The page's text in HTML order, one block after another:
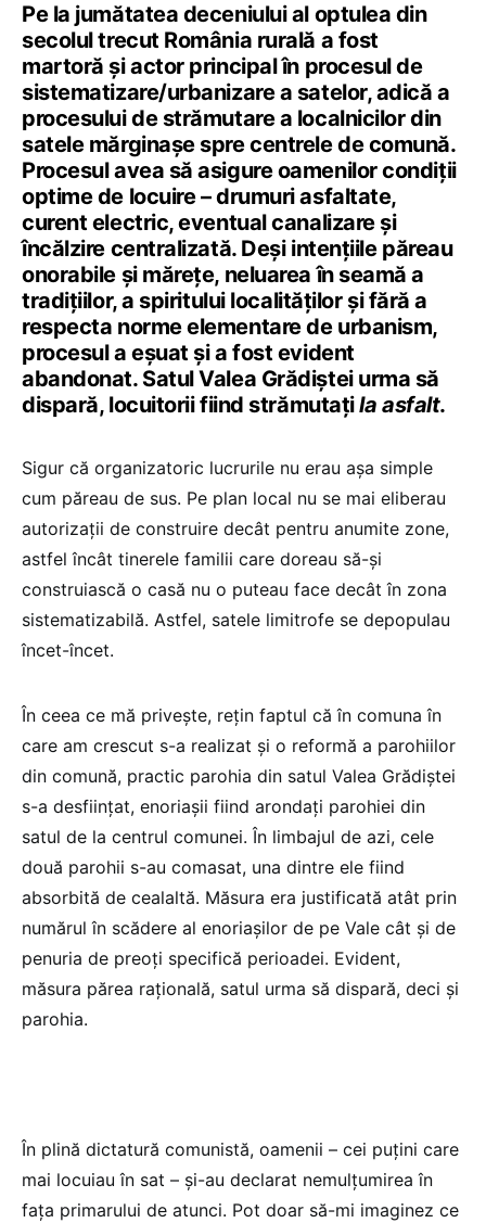
Pe la jumătatea deceniului al optulea din
secolul trecut România rurală a fost
martoră și actor principal în procesul de
sistematizare/urbanizare a satelor, adică a
procesului de strămutare a localnicilor din
satele mărginașe spre centrele de comună.
Procesul avea să asigure oamenilor condiții
optime de locuire – drumuri asfaltate,
curent electric, eventual canalizare și
încălzire centralizată. Deși intențiile păreau
onorabile și mărețe, neluarea în seamă a
tradițiilor, a spiritului localităților și fără a
respecta norme elementare de urbanism,
procesul a eșuat și a fost evident
abandonat. Satul Valea Grădiștei urma să
dispară, locuitorii fiind strămutațila asfalt.
Sigur că organizatoric lucrurile nu erau așa simple
cum păreau de sus. Pe plan local nu se mai eliberau
autorizații de construire decât pentru anumite zone,
astfel încât tinerele familii care doreau să-și
construiască o casă nu o puteau face decât în zona
sistematizabilă. Astfel, satele limitrofe se depopulau
încet-încet.
În ceea ce mă privește, rețin faptul că în comuna în
care am crescut s-a realizat și o reformă a parohiilor
din comună, practic parohia din satul Valea Grădiștei
s-a desființat, enoriașii fiind arondați parohiei din
satul de la centrul comunei. În limbajul de azi, cele
două parohii s-au comasat, una dintre ele fiind
absorbită de cealaltă. Măsura era justificată atât prin
numărul în scădere al enoriașilor de pe Vale cât și de
penuria de preoți specifică perioadei. Evident,
măsura părea rațională, satul urma să dispară, deci și
parohia.
În plină dictatură comunistă, oamenii – cei puțini care
mai locuiau în sat – și-au declarat nemulțumirea în
fața primarului de atunci. Pot doar să-mi imaginez ce